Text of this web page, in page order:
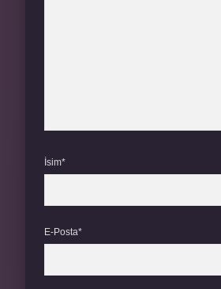
İsim*
E-Posta*